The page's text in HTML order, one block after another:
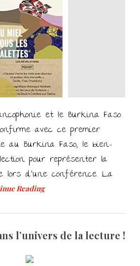
et le Burkina Faso.
avec ce premier
au Burkina Faso, le bien-
pour représenter la
lors d’une conférence. La
Reading
l’univers de la lecture !